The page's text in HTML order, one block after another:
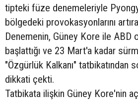
tipteki füze denemeleriyle
bölgedeki provokasyonlarını
Denemenin, Güney Kore ile ABD
başlattığı ve 23 Mart'a kadar
"Özgürlük Kalkanı" tatbikatından
dikkati çekti.
Tatbikata ilişkin Güney Kore'nin